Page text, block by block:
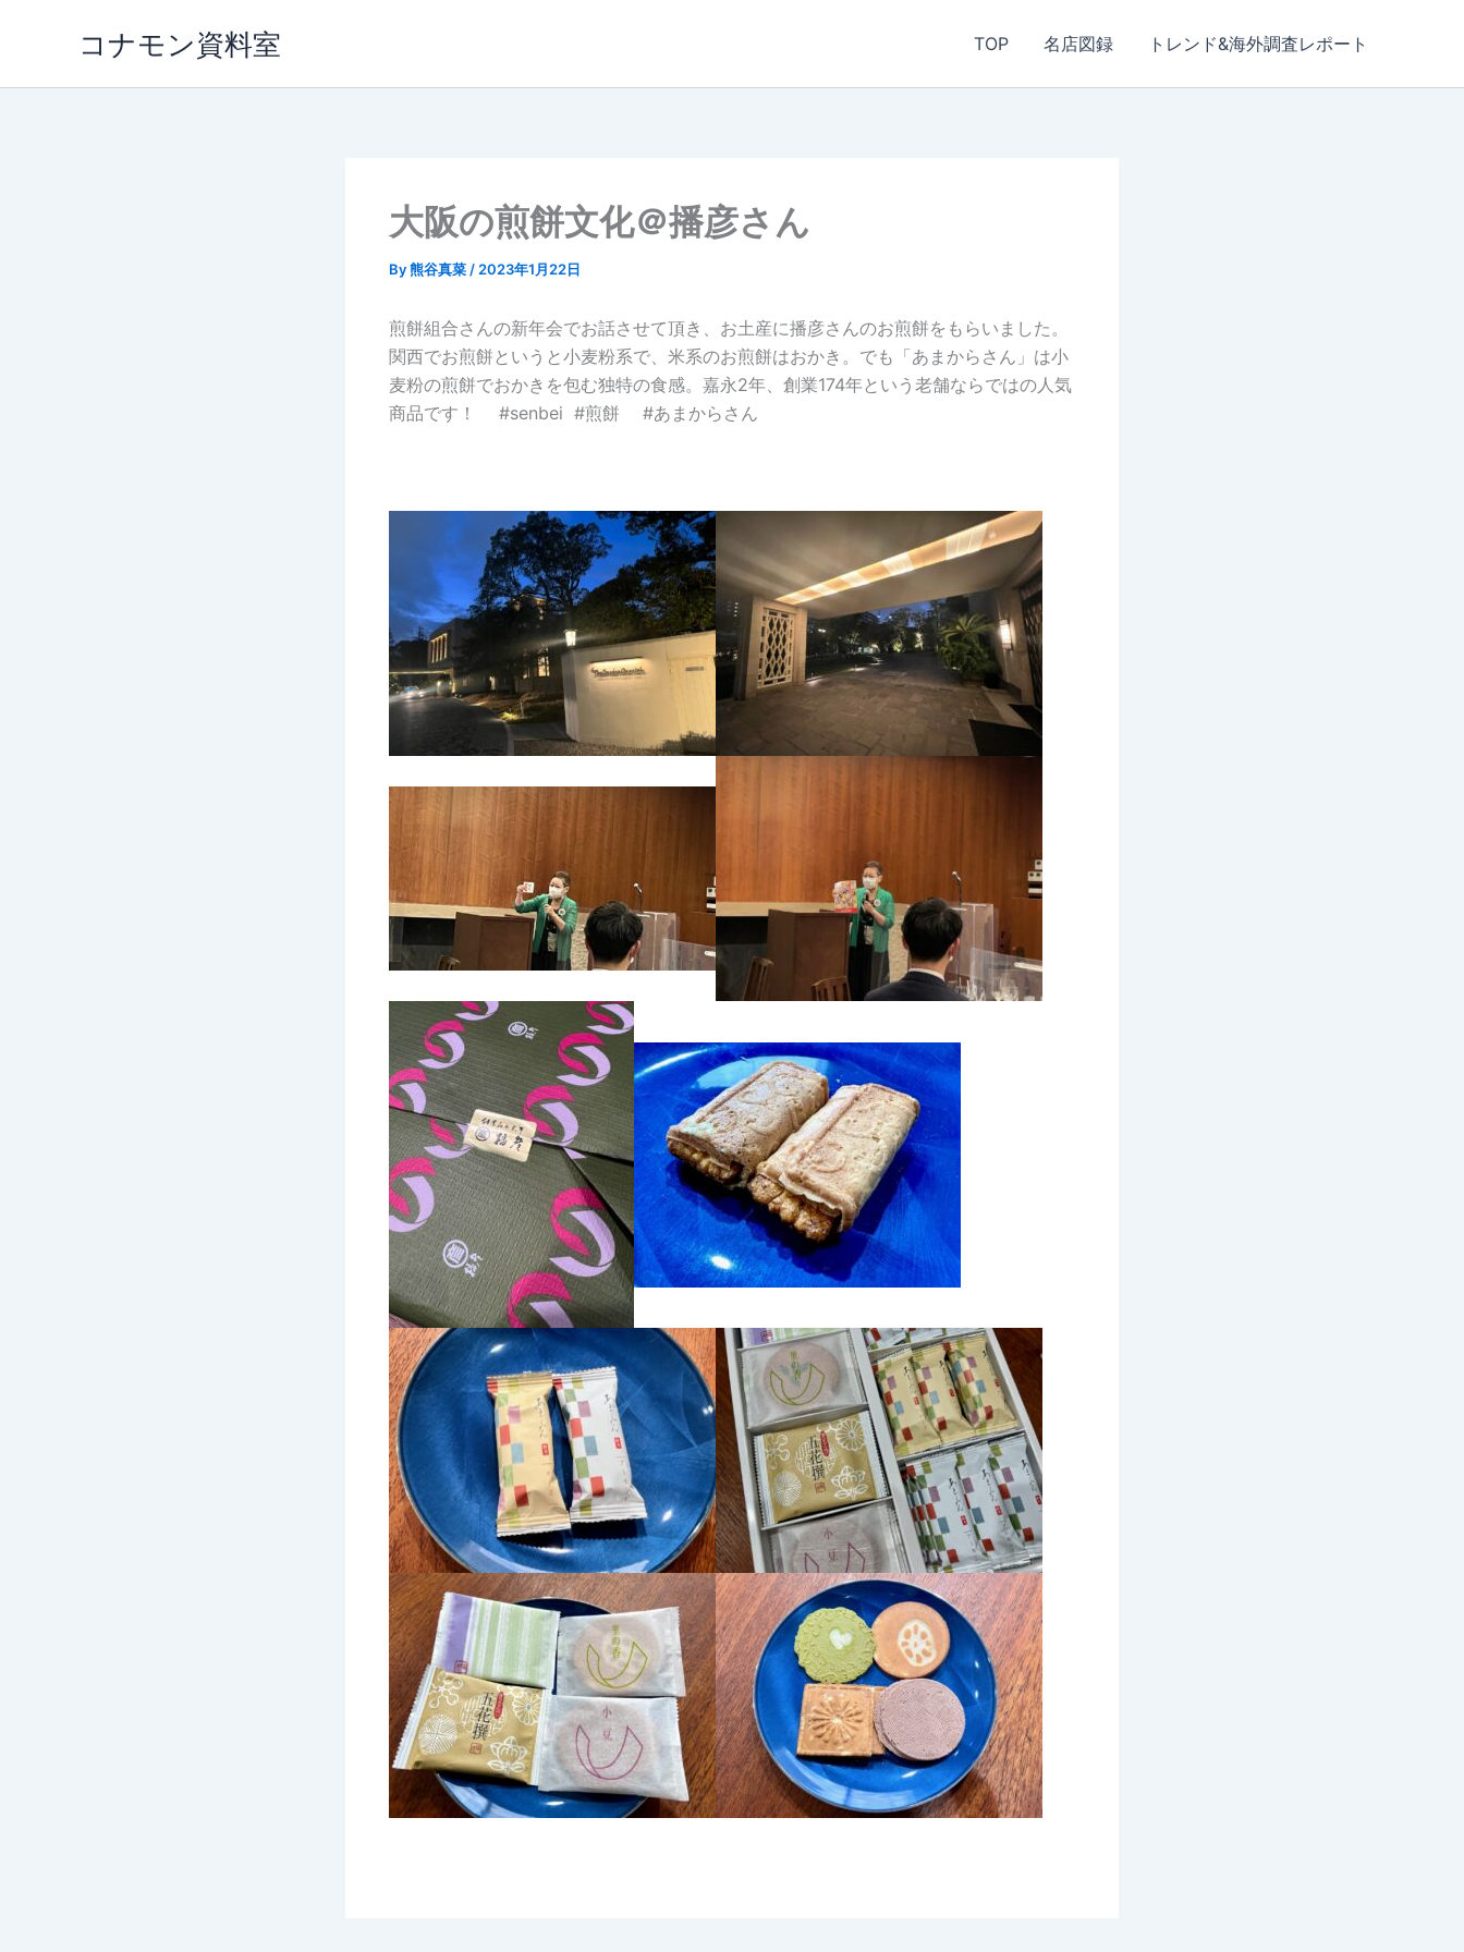
コナモン資料室 TOP 名店図録 トレンド&海外調査レポート
大阪の煎餅文化＠播彦さん
By熊谷真菜 / 2023年1月22日
煎餅組合さんの新年会でお話させて頂き、お土産に播彦さんのお煎餅をもらいました。
関西でお煎餅というと小麦粉系で、米系のお煎餅はおかき。でも「あまからさん」は小
麦粉の煎餅でおかきを包む独特の食感。嘉永2年、創業174年という老舗ならではの人気
商品です！
#senbei #煎餅 #あまからさん